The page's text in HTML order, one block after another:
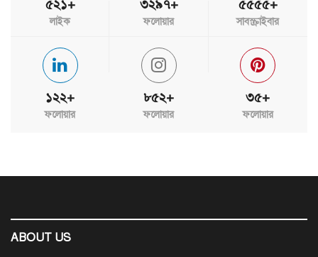
৫২১+
লাইক
৩২৯৭+
ফলোয়ার
৫৫৫৫+
সাবস্ক্রাইবার
১২২+
ফলোয়ার
৮৫২+
ফলোয়ার
৩৫+
ফলোয়ার
ABOUT US